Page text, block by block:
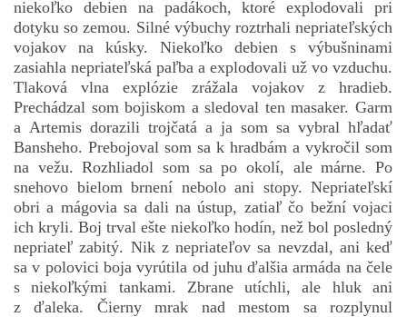
niekoľko debien na padákoch, ktoré explodovali pri
dotyku so zemou. Silné výbuchy roztrhali nepriateľských
vojakov na kúsky. Niekoľko debien s výbušninami
zasiahla nepriateľská paľba a explodovali už vo vzduchu.
Tlaková vlna explózie zrážala vojakov z hradieb.
Prechádzal som bojiskom a sledoval ten masaker. Garm
a Artemis dorazili trojčatá a ja som sa vybral hľadať
Bansheho. Prebojoval som sa k hradbám a vykročil som
na vežu. Rozhliadol som sa po okolí, ale márne. Po
snehovo bielom brnení nebolo ani stopy. Nepriateľskí
obri a mágovia sa dali na ústup, zatiaľ čo bežní vojaci
ich kryli. Boj trval ešte niekoľko hodín, než bol posledný
nepriateľ zabitý. Nik z nepriateľov sa nevzdal, ani keď
sa v polovici boja vyrútila od juhu ďalšia armáda na čele
s niekoľkými tankami. Zbrane utíchli, ale hluk ani
z ďaleka. Čierny mrak nad mestom sa rozplynul